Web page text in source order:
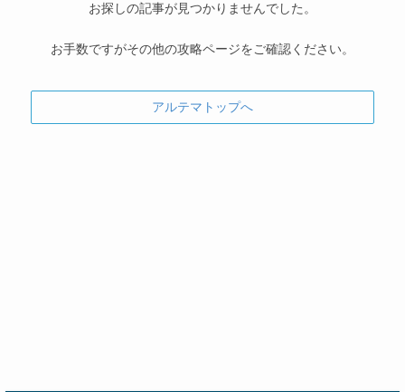
お探しの記事が見つかりませんでした。
お手数ですがその他の攻略ページをご確認ください。
アルテマトップへ